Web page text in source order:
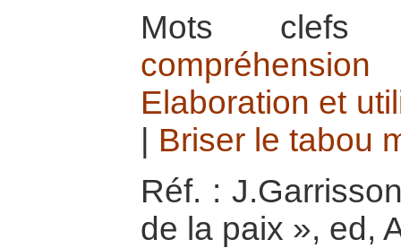
Mots
Elaboration et
Briser le tabou
Réf. :
de la paix », ed,